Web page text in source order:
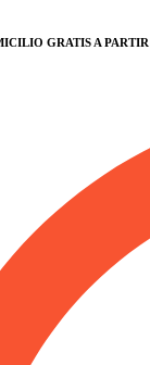
GRATIS A PARTIR DE